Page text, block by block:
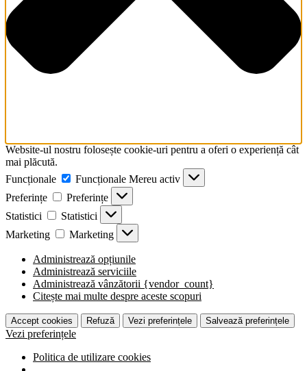
screen
reader
to
help
navigate
Website-ul nostru folosește cookie-uri pentru a oferi o experiență cât
mai plăcută.
Funcționale
Funcționale Mereu activ
Preferințe
Preferințe
Statistici
Statistici
Marketing
Marketing
Administrează opțiunile
Administrează serviciile
Administrează vânzătorii {vendor_count}
Citește mai multe despre aceste scopuri
Accept cookies Refuză Vezi preferințele Salvează preferințele
Vezi preferințele
Politica de utilizare cookies